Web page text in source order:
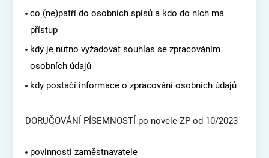
co (ne)patří do osobních spisů a kdo do nich má
přístup
kdy je nutno vyžadovat souhlas se zpracováním
osobních údajů
kdy postačí informace o zpracování osobních údajů
DORUČOVÁNÍ PÍSEMNOSTÍ po novele ZP od 10/2023
povinnosti zaměstnavatele